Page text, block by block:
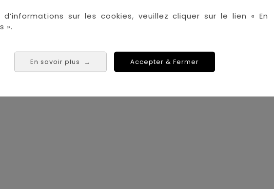
d’informations sur les cookies, veuillez cliquer sur le lien « En
».
En savoir plus → Accepter & Fermer